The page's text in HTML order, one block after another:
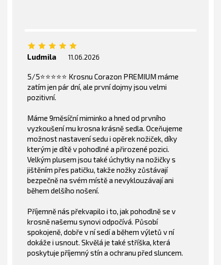
Ludmila 11.06.2026
5/5⭐️⭐️⭐️⭐️⭐️ Krosnu Corazon PREMIUM máme
zatím jen pár dní, ale první dojmy jsou velmi
pozitivní.
Máme 9měsíční miminko a hned od prvního
vyzkoušení mu krosna krásně sedla. Oceňujeme
možnost nastavení sedu i opěrek nožiček, díky
kterým je dítě v pohodlné a přirozené pozici.
Velkým plusem jsou také úchytky na nožičky s
jištěním přes patičku, takže nožky zůstávají
bezpečně na svém místě a nevyklouzávají ani
během delšího nošení.
Příjemně nás překvapilo i to, jak pohodlně se v
krosně našemu synovi odpočívá. Působí
spokojeně, dobře v ní sedí a během výletů v ní
dokáže i usnout. Skvělá je také stříška, která
poskytuje příjemný stín a ochranu před sluncem.